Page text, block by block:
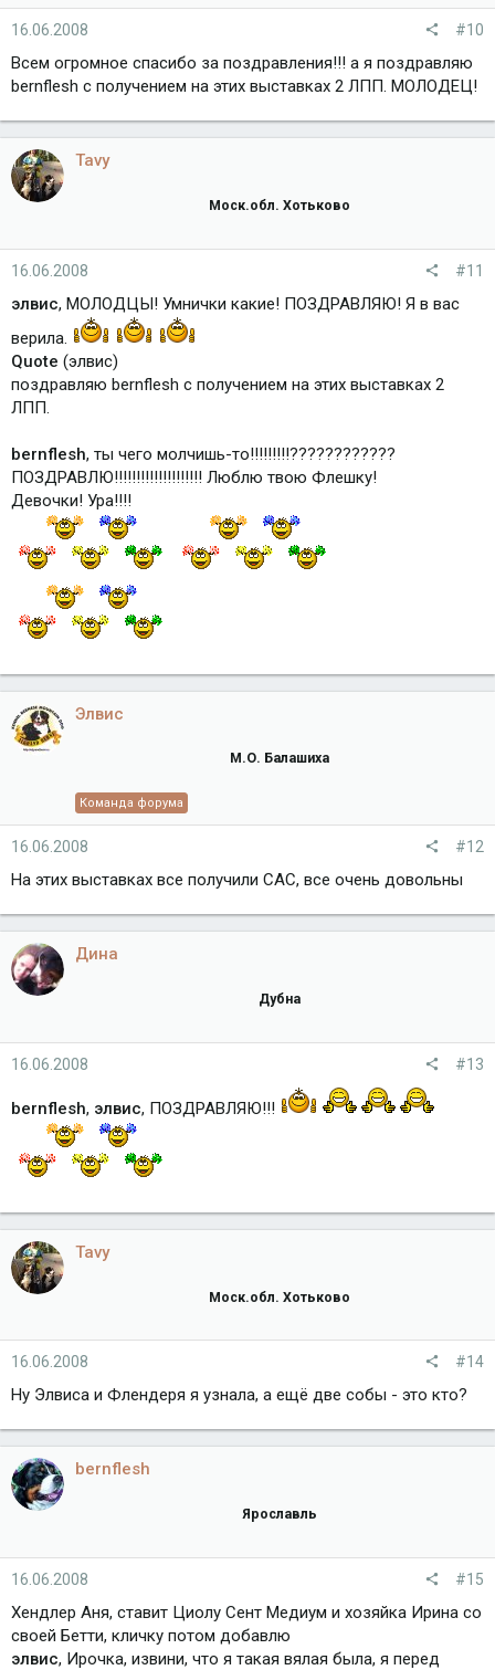
16.06.2008 #10
Всем огромное спасибо за поздравления!!! а я поздравляю
bernflesh с получением на этих выставках 2 ЛПП. МОЛОДЕЦ!
Tavy
Моск.обл. Хотьково
16.06.2008 #11
элвис, МОЛОДЦЫ! Умнички какие! ПОЗДРАВЛЯЮ! Я в вас
верила.
Quote (элвис)
поздравляю bernflesh с получением на этих выставках 2
ЛПП.
bernflesh, ты чего молчишь-то!!!!!!!!!????????????
ПОЗДРАВЛЮ!!!!!!!!!!!!!!!!!!!! Люблю твою Флешку!
Девочки! Ура!!!!
Элвис
М.О. Балашиха
Команда форума
16.06.2008 #12
На этих выставках все получили САС, все очень довольны
Дина
Дубна
16.06.2008 #13
bernflesh, элвис, ПОЗДРАВЛЯЮ!!!
Tavy
Моск.обл. Хотьково
16.06.2008 #14
Ну Элвиса и Флендеря я узнала, а ещё две собы - это кто?
bernflesh
Ярославль
16.06.2008 #15
Хендлер Аня, ставит Циолу Сент Медиум и хозяйка Ирина со
своей Бетти, кличку потом добавлю
элвис, Ирочка, извини, что я такая вялая была, я перед